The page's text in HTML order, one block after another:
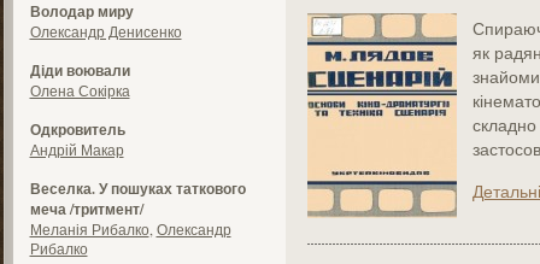
Володар миру
Олександр Денисенко
Діди воювали
Олена Сокірка
Одкровитель
Андрій Макар
Веселка. У пошуках таткового
меча /тритмент/
Меланія Рибалко Олександр
Рибалко
як